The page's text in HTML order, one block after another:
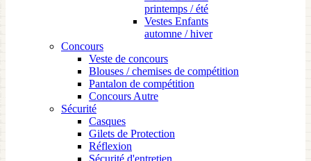
printemps / été
Vestes Enfants
automne / hiver
Concours
Veste de concours
Blouses / chemises de compétition
Pantalon de compétition
Concours Autre
Sécurité
Casques
Gilets de Protection
Réflexion